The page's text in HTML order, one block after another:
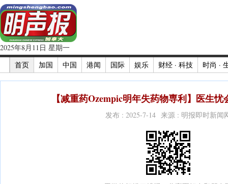
2025年8月11日 星期一
首页
加国 中国 港闻 国际 娱乐 财经 · 科技 时尚 ·
【减重药Ozempic明年失药物専利】医生
发布 : 2025-7-14 来源 : 明报即时新闻